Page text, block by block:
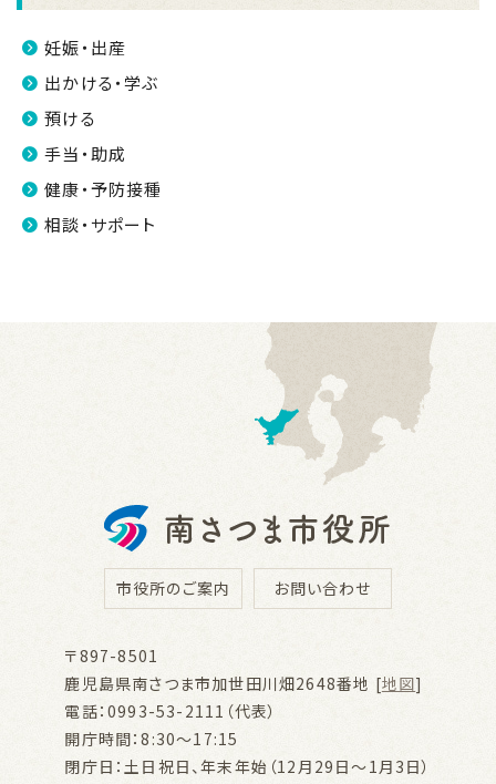
金峰ふるさと夏まつりの開催について
2026.07.30
吹上浜海浜公園 婚活イベント2026 第2弾
妊娠・出産
出かける・学ぶ
預ける
手当・助成
健康・予防接種
相談・サポート
市役所のご案内 お問い合わせ
〒897-8501
鹿児島県南さつま市加世田川畑2648番地 [地図]
電話：0993-53-2111（代表）
開庁時間：8:30～17:15
閉庁日：土日祝日、年末年始（12月29日～1月3日）